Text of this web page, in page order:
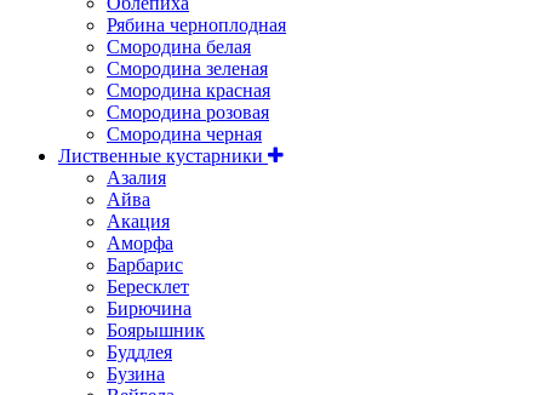
Рябина черноплодная
Смородина белая
Смородина зеленая
Смородина красная
Смородина розовая
Смородина черная
Лиственные кустарники
Азалия
Айва
Акация
Аморфа
Барбарис
Бересклет
Бирючина
Боярышник
Буддлея
Бузина